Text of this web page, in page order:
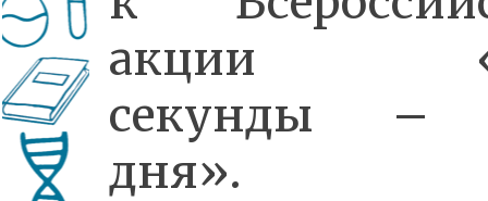
акции
секунды –
дня».